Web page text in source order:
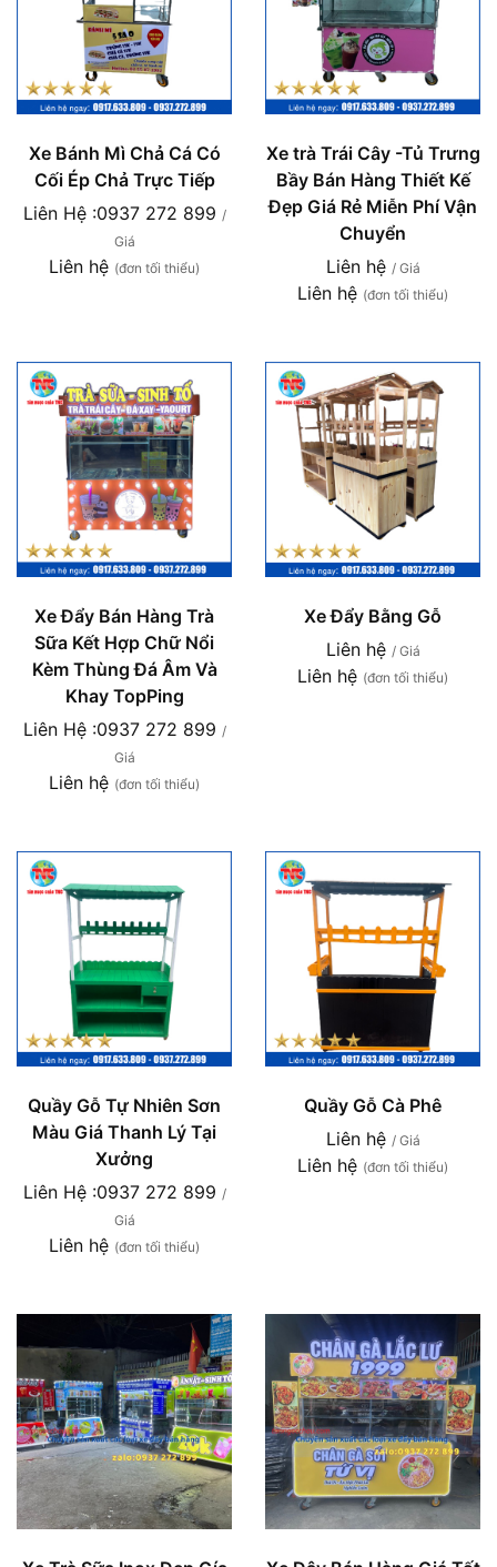
Xe Bánh Mì Chả Cá Có
Cối Ép Chả Trực Tiếp
Liên Hệ :0937 272 899 /
Giá
Liên hệ (đơn tối thiểu)
Xe trà Trái Cây -Tủ Trưng
Bầy Bán Hàng Thiết Kế
Đẹp Giá Rẻ Miễn Phí Vận
Chuyển
Liên hệ / Giá
Liên hệ (đơn tối thiểu)
Xe Đẩy Bán Hàng Trà
Sữa Kết Hợp Chữ Nổi
Kèm Thùng Đá Âm Và
Khay TopPing
Liên Hệ :0937 272 899 /
Giá
Liên hệ (đơn tối thiểu)
Xe Đẩy Bằng Gỗ
Liên hệ / Giá
Liên hệ (đơn tối thiểu)
Quầy Gỗ Tự Nhiên Sơn
Màu Giá Thanh Lý Tại
Xưởng
Liên Hệ :0937 272 899 /
Giá
Liên hệ (đơn tối thiểu)
Quầy Gỗ Cà Phê
Liên hệ / Giá
Liên hệ (đơn tối thiểu)